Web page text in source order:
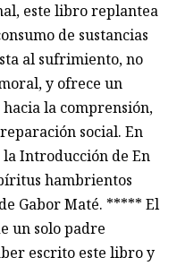
este libro replantea
de sustancias
al sufrimiento, no
y ofrece un
la comprensión,
social. En
la Introducción de En
hambrientos
Gabor Maté. ***** El
un solo padre
escrito este libro y